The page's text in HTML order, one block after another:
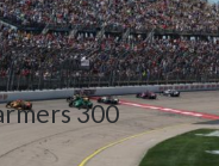
300